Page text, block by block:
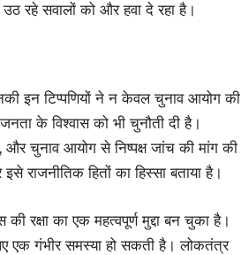
रहे सवालों को और हवा दे रहा है।
इन टिप्पणियों ने न केवल चुनाव आयोग की
के विश्वास को भी चुनौती दी है।
और चुनाव आयोग से निष्पक्ष जांच की मांग की
राजनीतिक हितों का हिस्सा बताया है।
रक्षा का एक महत्वपूर्ण मुद्दा बन चुका है।
एक गंभीर समस्या हो सकती है। लोकतंत्र